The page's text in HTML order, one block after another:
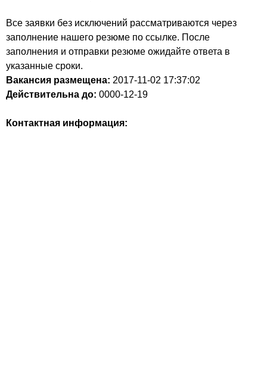
Все заявки без исключений рассматриваются через
заполнение нашего резюме по ссылке. После
заполнения и отправки резюме ожидайте ответа в
указанные сроки.
Вакансия размещена: 2017-11-02 17:37:02
Действительна до: 0000-12-19
Контактная информация: